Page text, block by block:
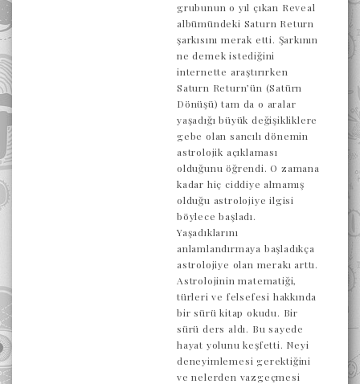
grubunun o yıl çıkan Reveal
albümündeki Saturn Return
şarkısını merak etti. Şarkının
ne demek istediğini
internette araştırırken
Saturn Return’ün (Satürn
Dönüşü) tam da o aralar
yaşadığı büyük değişikliklere
gebe olan sancılı dönemin
astrolojik açıklaması
olduğunu öğrendi. O zamana
kadar hiç ciddiye almamış
olduğu astrolojiye ilgisi
böylece başladı.
Yaşadıklarını
anlamlandırmaya başladıkça
astrolojiye olan merakı arttı.
Astrolojinin matematiği,
türleri ve felsefesi hakkında
bir sürü kitap okudu. Bir
sürü ders aldı. Bu sayede
hayat yolunu keşfetti. Neyi
deneyimlemesi gerektiğini
ve nelerden vazgeçmesi